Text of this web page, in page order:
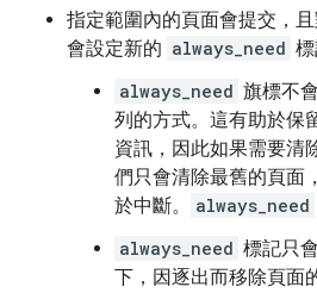
指定範圍內的頁面會提交，
會設定新的 always_need 標
always_need 旗標不
列的方式。這有助於保
資訊，因此如果需要清
們只會清除最舊的頁面
於中斷。
always_need
always_need 標記只
下，因逐出而移除頁面